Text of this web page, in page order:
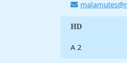
HD
A 2